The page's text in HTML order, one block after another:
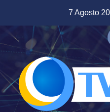
contenuto
7 Agosto